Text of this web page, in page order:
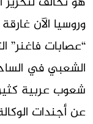
وروسيا الآن
“عصابات فاغنر”
الشعبي في
شعوب عربية
عن أجندات